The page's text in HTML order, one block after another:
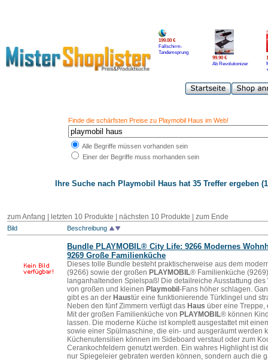
199.00 €
Fallschirm-
Tandemsprung
99.90 €
Ab Revolutionizer
Finde die schärfsten Preise zu Playmobil Haus im Web!
Alle Begriffe müssen vorhanden sein
Einer der Begriffe muss morhanden sein
Ihre Suche nach Playmobil Haus hat 35 Treffer ergeben
zum Anfang | letzten 10 Produkte | nächsten 10 Produkte zum Ende
Bild Beschreibung
Bundle PLAYMOBIL® City Life: 9266 Modernes Wohn
9269 Große Familienküche
Dieses tolle Bundle besteht praktischerweise aus dem
(9266) sowie der großen PLAYMOBIL® Familienküche
langanhaltenden Spielspaß! Die detailreiche Ausstattung des
von großen und kleinen Playmobil -Fans höher schlagen.
gibt es an der Haustür eine funktionierende Türklingel und
Neben den fünf Zimmern verfügt das Haus über eine Treppe,
Mit der großen Familienküche von PLAYMOBIL® können
lassen. Die moderne Küche ist komplett ausgestattet mit
sowie einer Spülmaschine, die ein- und ausgeräumt werden
Küchenutensilien können im Sideboard verstaut oder zum
Cerankochfeldern genutzt werden. Ein wahres Highlight ist
nur Spiegeleier gebraten werden können, sondern auch die